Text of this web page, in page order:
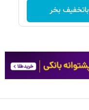
باتخفیف بخر